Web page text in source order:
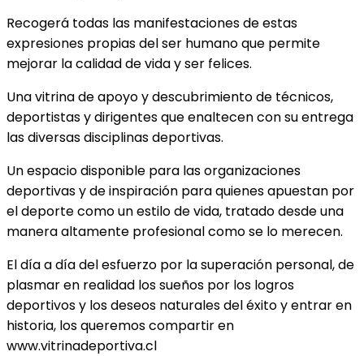
Recogerá todas las manifestaciones de estas
expresiones propias del ser humano que permite
mejorar la calidad de vida y ser felices.
Una vitrina de apoyo y descubrimiento de técnicos,
deportistas y dirigentes que enaltecen con su entrega
las diversas disciplinas deportivas.
Un espacio disponible para las organizaciones
deportivas y de inspiración para quienes apuestan por
el deporte como un estilo de vida, tratado desde una
manera altamente profesional como se lo merecen.
El día a día del esfuerzo por la superación personal, de
plasmar en realidad los sueños por los logros
deportivos y los deseos naturales del éxito y entrar en
historia, los queremos compartir en
www.vitrinadeportiva.cl